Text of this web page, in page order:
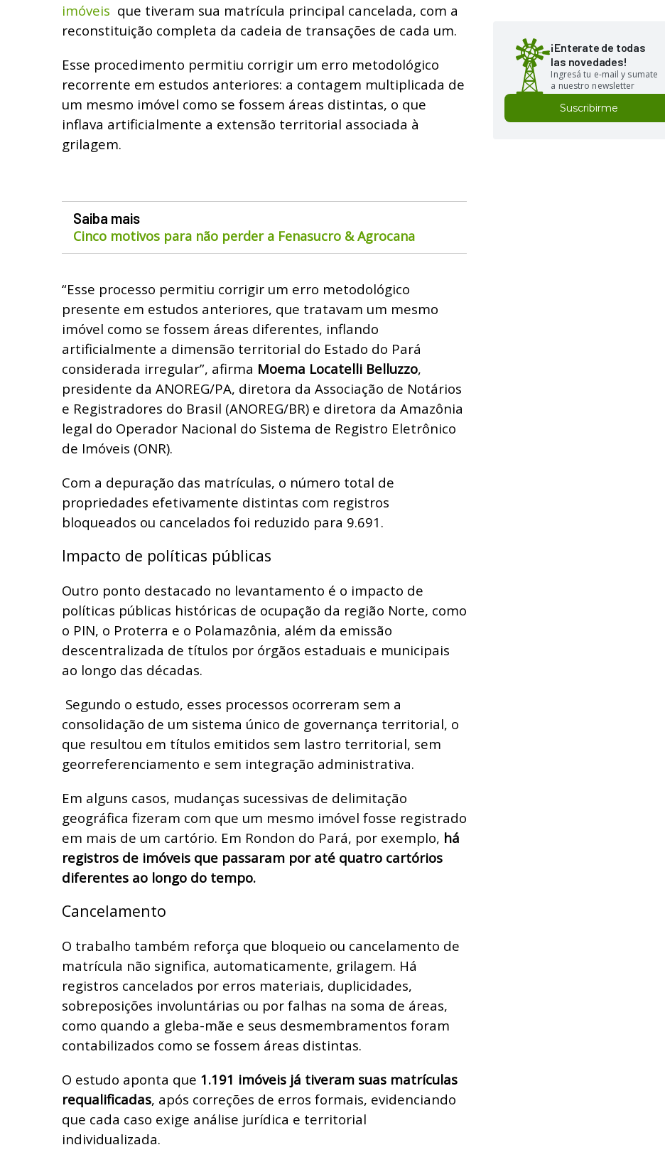
imóveis que tiveram sua matrícula principal cancelada, com a
reconstituição completa da cadeia de transações de cada um.
Esse procedimento permitiu corrigir um erro metodológico
recorrente em estudos anteriores: a contagem multiplicada de
um mesmo imóvel como se fossem áreas distintas, o que
inflava artificialmente a extensão territorial associada à
grilagem.
Saiba mais
Cinco motivos para não perder a Fenasucro & Agrocana
“Esse processo permitiu corrigir um erro metodológico
presente em estudos anteriores, que tratavam um mesmo
imóvel como se fossem áreas diferentes, inflando
artificialmente a dimensão territorial do Estado do Pará
considerada irregular”, afirma Moema Locatelli Belluzzo,
presidente da ANOREG/PA, diretora da Associação de Notários
e Registradores do Brasil (ANOREG/BR) e diretora da Amazônia
legal do Operador Nacional do Sistema de Registro Eletrônico
de Imóveis (ONR).
Com a depuração das matrículas, o número total de
propriedades efetivamente distintas com registros
bloqueados ou cancelados foi reduzido para 9.691.
Impacto de políticas públicas
Outro ponto destacado no levantamento é o impacto de
políticas públicas históricas de ocupação da região Norte, como
o PIN, o Proterra e o Polamazônia, além da emissão
descentralizada de títulos por órgãos estaduais e municipais
ao longo das décadas.
Segundo o estudo, esses processos ocorreram sem a
consolidação de um sistema único de governança territorial, o
que resultou em títulos emitidos sem lastro territorial, sem
georreferenciamento e sem integração administrativa.
Em alguns casos, mudanças sucessivas de delimitação
geográfica fizeram com que um mesmo imóvel fosse registrado
em mais de um cartório. Em Rondon do Pará, por exemplo, há
registros de imóveis que passaram por até quatro cartórios
diferentes ao longo do tempo.
Cancelamento
O trabalho também reforça que bloqueio ou cancelamento de
matrícula não significa, automaticamente, grilagem. Há
registros cancelados por erros materiais, duplicidades,
sobreposições involuntárias ou por falhas na soma de áreas,
como quando a gleba-mãe e seus desmembramentos foram
contabilizados como se fossem áreas distintas.
O estudo aponta que 1.191 imóveis já tiveram suas matrículas
requalificadas, após correções de erros formais, evidenciando
que cada caso exige análise jurídica e territorial
individualizada.
¡Enterate de todas
las novedades!
Ingresá tu e-mail y sumate
a nuestro newsletter
Suscribirme